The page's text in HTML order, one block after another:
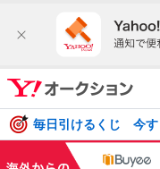
毎日引けるくじ 今す